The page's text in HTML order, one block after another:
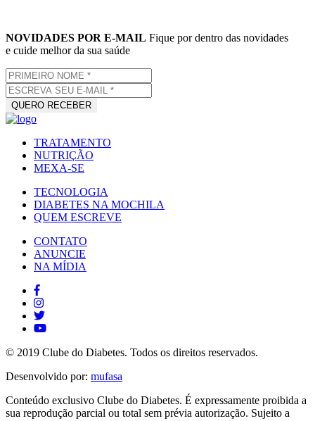
NOVIDADES POR E-MAIL Fique por dentro das novidades
e cuide melhor da sua saúde
TRATAMENTO
NUTRIÇÃO
MEXA-SE
TECNOLOGIA
DIABETES NA MOCHILA
QUEM ESCREVE
CONTATO
ANUNCIE
NA MÍDIA
© 2019 Clube do Diabetes. Todos os direitos reservados.
Desenvolvido por: mufasa
Conteúdo exclusivo Clube do Diabetes. É expressamente proibida a
sua reprodução parcial ou total sem prévia autorização. Sujeito a